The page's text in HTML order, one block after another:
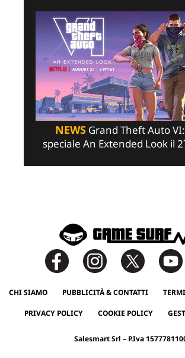
NEWS Grand Theft Auto
speciale An Extended Look il
CHI SIAMO PUBBLICITÀ & CONTATTI
PRIVACY POLICY COOKIE POLICY
Salesmart Srl – P.Iva